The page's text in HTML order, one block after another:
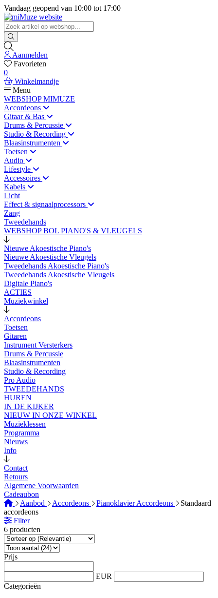
Vandaag geopend van 10:00 tot 17:00
Aanmelden
Favorieten
0
Winkelmandje
Menu
WEBSHOP MIMUZE
Accordeons
Gitaar & Bas
Drums & Percussie
Studio & Recording
Blaasinstrumenten
Toetsen
Audio
Lifestyle
Accessoires
Kabels
Licht
Effect & signaalprocessors
Zang
Tweedehands
WEBSHOP BOL PIANO'S & VLEUGELS
Nieuwe Akoestische Piano's
Nieuwe Akoestische Vleugels
Tweedehands Akoestische Piano's
Tweedehands Akoestische Vleugels
Digitale Piano's
ACTIES
Muziekwinkel
Accordeons
Toetsen
Gitaren
Instrument Versterkers
Drums & Percussie
Blaasinstrumenten
Studio & Recording
Pro Audio
TWEEDEHANDS
HUREN
IN DE KIJKER
NIEUW IN ONZE WINKEL
Muzieklessen
Programma
Nieuws
Info
Contact
Retours
Algemene Voorwaarden
Cadeaubon
Aanbod
Accordeons Pianoklavier Accordeons
Standaard
accordeons
Filter
6 producten
Prijs
EUR
Categorieën